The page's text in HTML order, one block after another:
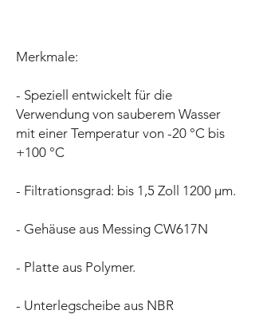
Merkmale:
- Speziell entwickelt für die
Verwendung von sauberem Wasser
mit einer Temperatur von -20 °C bis
+100 °C
- Filtrationsgrad: bis 1,5 Zoll 1200 µm.
- Gehäuse aus Messing CW617N
- Platte aus Polymer.
- Unterlegscheibe aus NBR